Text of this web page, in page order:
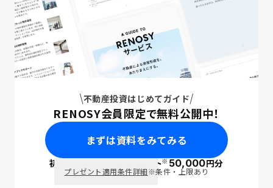
不動産投資はじめてガイド
RENOSY会員限定で無料公開中！
まずは資料をみてみる
初回面談で ポイント※50,000円分
プレゼント適用条件詳細※条件・上限あり